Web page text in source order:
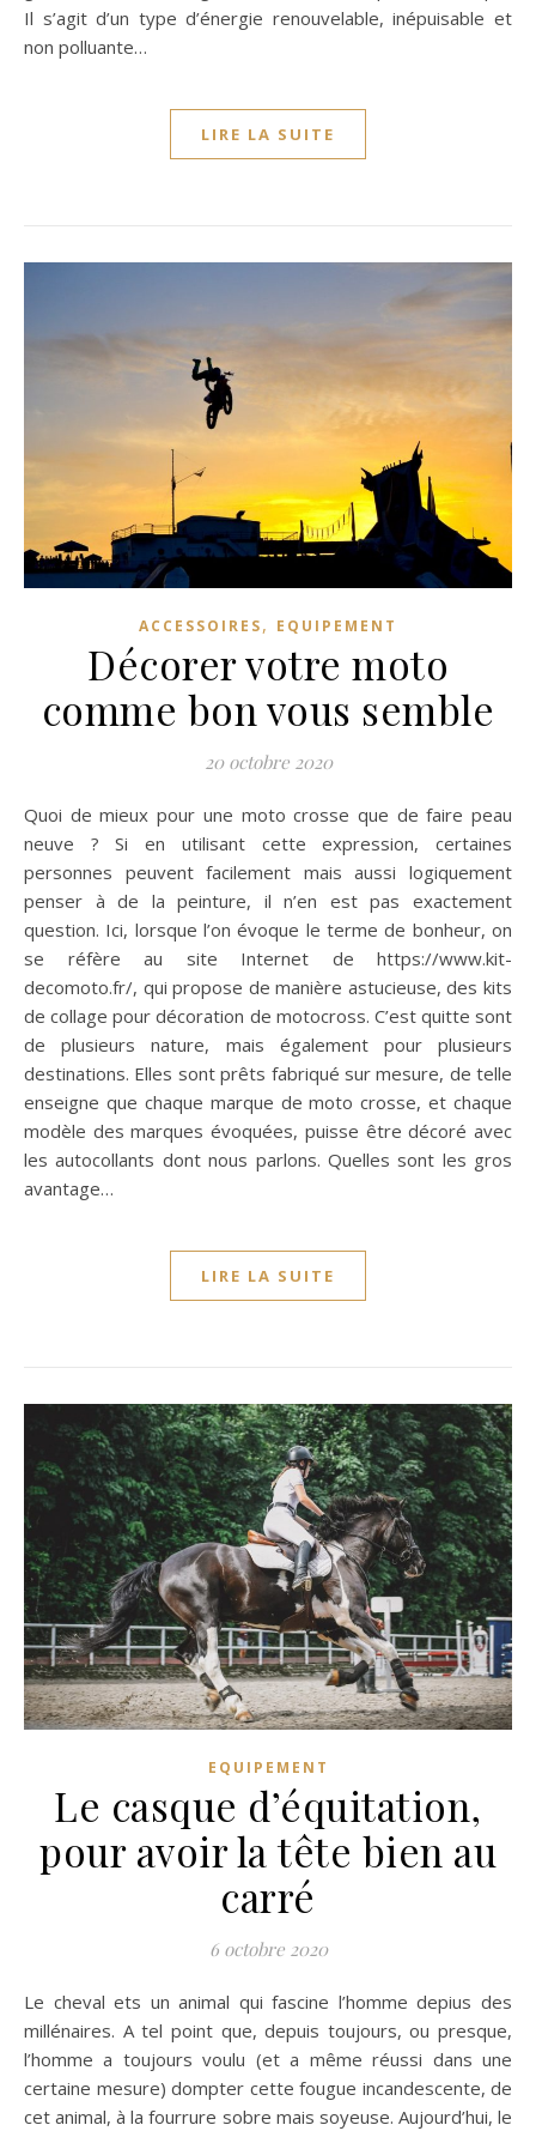
Il s’agit d’un type d’énergie renouvelable, inépuisable et
non polluante…
LIRE LA SUITE
ACCESSOIRES, EQUIPEMENT
Décorer votre moto
comme bon vous semble
20 octobre 2020
Quoi de mieux pour une moto crosse que de faire peau
neuve ? Si en utilisant cette expression, certaines
personnes peuvent facilement mais aussi logiquement
penser à de la peinture, il n’en est pas exactement
question. Ici, lorsque l’on évoque le terme de bonheur, on
se réfère au site Internet de https://www.kit-
decomoto.fr/, qui propose de manière astucieuse, des kits
de collage pour décoration de motocross. C’est quitte sont
de plusieurs nature, mais également pour plusieurs
destinations. Elles sont prêts fabriqué sur mesure, de telle
enseigne que chaque marque de moto crosse, et chaque
modèle des marques évoquées, puisse être décoré avec
les autocollants dont nous parlons. Quelles sont les gros
avantage…
LIRE LA SUITE
EQUIPEMENT
Le casque d’équitation,
pour avoir la tête bien au
carré
6 octobre 2020
Le cheval ets un animal qui fascine l’homme depius des
millénaires. A tel point que, depuis toujours, ou presque,
l’homme a toujours voulu (et a même réussi dans une
certaine mesure) dompter cette fougue incandescente, de
cet animal, à la fourrure sobre mais soyeuse. Aujourd’hui, le